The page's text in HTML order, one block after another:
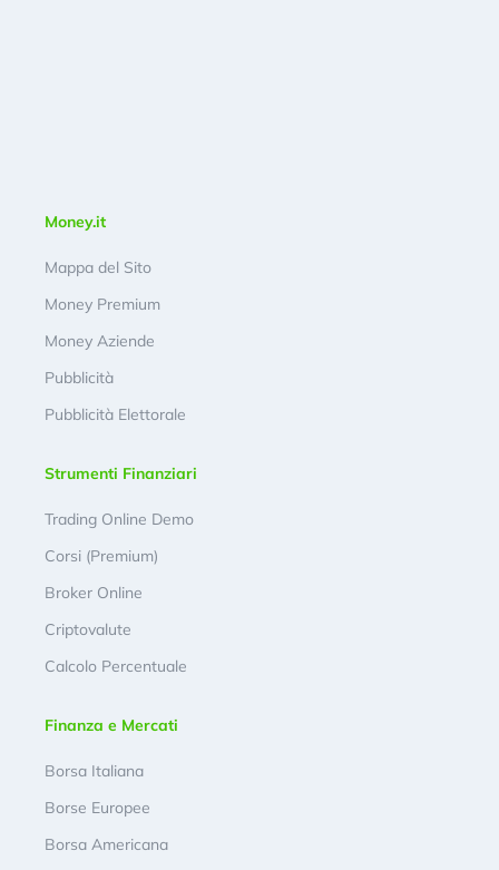
Money.it
Mappa del Sito
Money Premium
Money Aziende
Pubblicità
Pubblicità Elettorale
Strumenti Finanziari
Trading Online Demo
Corsi (Premium)
Broker Online
Criptovalute
Calcolo Percentuale
Finanza e Mercati
Borsa Italiana
Borse Europee
Borsa Americana